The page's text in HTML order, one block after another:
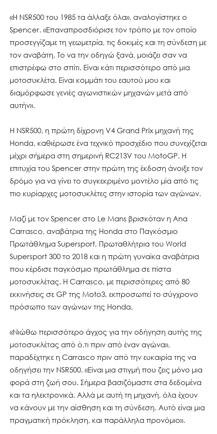
«Η NSR500 του 1985 τα άλλαξε όλα», αναλογίστηκε ο
Spencer. «Επαναπροσδιόρισε τον τρόπο με τον οποίο
προσεγγίζαμε τη γεωμετρία, τις δοκιμές και τη σύνδεση με
τον αναβάτη. Το να την οδηγώ ξανά, μοιάζει σαν να
επιστρέφω στο σπίτι. Είναι κάτι περισσότερο από μια
μοτοσυκλέτα. Είναι κομμάτι του εαυτού μου και
διαμόρφωσε γενιές αγωνιστικών μηχανών μετά από
αυτήν».
Η NSR500, η πρώτη δίχρονη V4 Grand Prix μηχανή της
Honda, καθιέρωσε ένα τεχνικό προσχέδιο που συνεχίζεται
μέχρι σήμερα στη σημερινή RC213V του MotoGP. Η
επιτυχία του Spencer στην πρώτη της έκδοση άνοιξε τον
δρόμο για να γίνει το συγκεκριμένο μοντέλο μία από τις
πιο κυρίαρχες μοτοσυκλέτες στην ιστορία των αγώνων.
Μαζί με τον Spencer στο Le Mans βρισκόταν η Ana
Carrasco, αναβάτρια της Honda στο Παγκόσμιο
Πρωτάθλημα Supersport, Πρωταθλήτρια του World
Supersport 300 το 2018 και η πρώτη γυναίκα αναβάτρια
που κέρδισε παγκόσμιο πρωτάθλημα σε πίστα
μοτοσυκλέτας. Η Carrasco, με περισσότερες από 80
εκκινήσεις σε GP της Moto3, εκπροσωπεί το σύγχρονο
πρόσωπο των αγώνων της Honda.
«Νιώθω περισσότερο άγχος για την οδήγηση αυτής της
μοτοσυκλέτας από ό,τι πριν από έναν αγώνα»,
παραδέχτηκε η Carrasco πριν από την ευκαιρία της να
οδηγήσει την NSR500. «Είναι μια στιγμή που ζεις μόνο μια
φορά στη ζωή σου. Σήμερα βασιζόμαστε στα δεδομένα
και τα ηλεκτρονικά. Αλλά με αυτή τη μηχανή, όλα έχουν
να κάνουν με την αίσθηση και τη σύνδεση. Αυτό είναι μια
πραγματική πρόκληση, και παράλληλα προνόμιο».